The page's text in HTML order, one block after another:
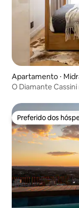
Apartamento ⋅
O Diamante
Preferido dos
Preferido dos